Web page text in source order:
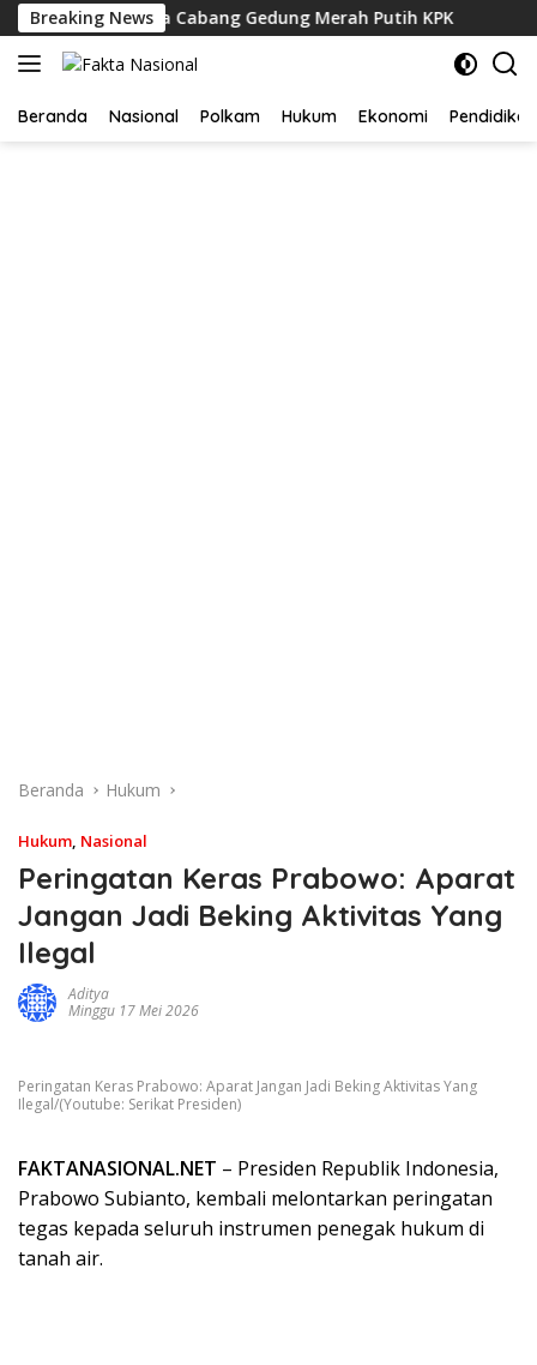
Langsung
ke
konten
Breaking News
Negara Cabang Gedung Merah Putih KPK
Beranda Nasional Polkam Hukum Ekonomi Pendidikan
Beranda Hukum
Hukum, Nasional
Peringatan Keras Prabowo: Aparat
Jangan Jadi Beking Aktivitas Yang
Ilegal
Aditya
Minggu 17 Mei 2026
Peringatan Keras Prabowo: Aparat Jangan Jadi Beking Aktivitas Yang
Ilegal/(Youtube: Serikat Presiden)
FAKTANASIONAL.NET – Presiden Republik Indonesia,
Prabowo Subianto, kembali melontarkan peringatan
tegas kepada seluruh instrumen penegak hukum di
tanah air.